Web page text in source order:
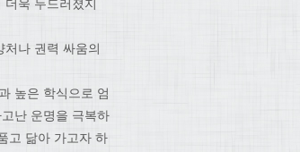
욱 두드러졌지
나 권력 싸움의
높은 학식으로 엄
난 운명을 극복하
고 닮아 가고자 하